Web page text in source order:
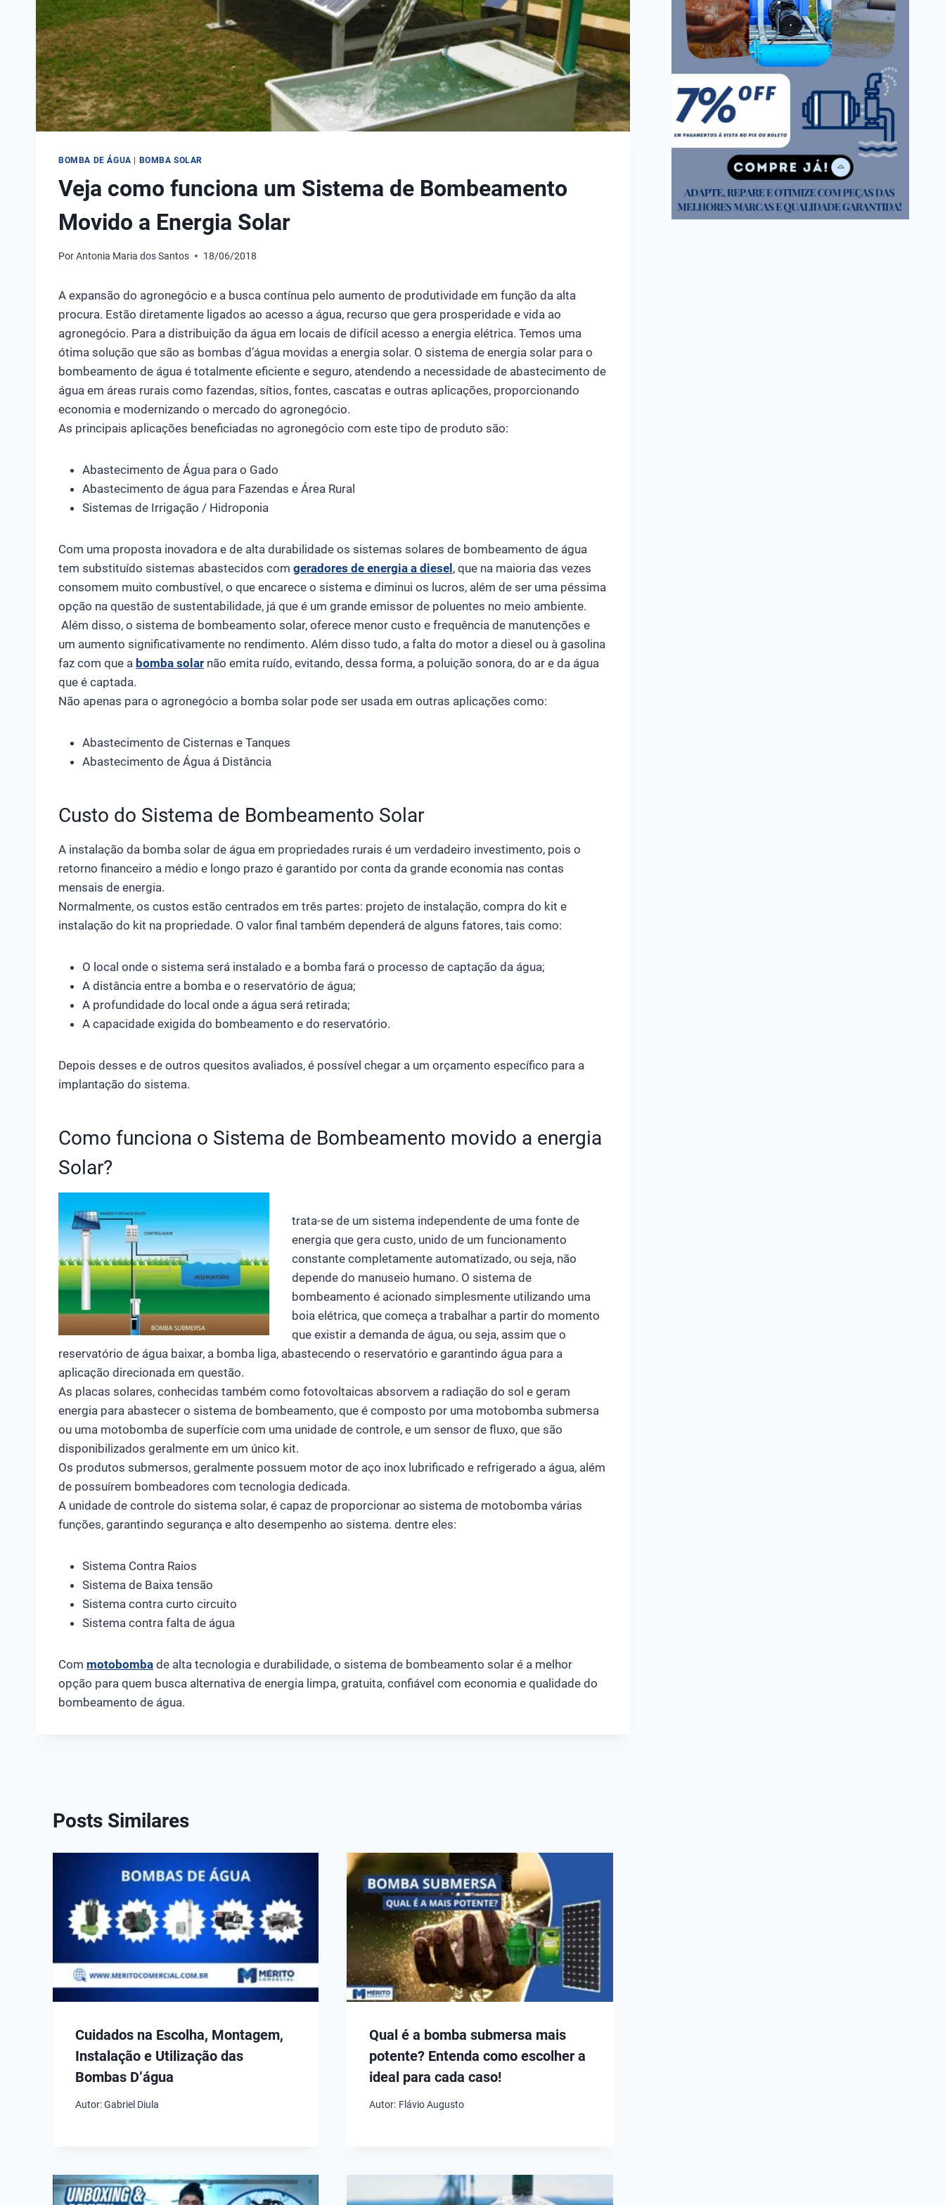
BOMBA DE ÁGUA BOMBA SOLAR
Veja como funciona um Sistema de Bombeamento
Movido a Energia Solar
PorAntonia Maria dos Santos 18/06/2018
A expansão do agronegócio e a busca contínua pelo aumento de produtividade em função da alta
procura. Estão diretamente ligados ao acesso a água, recurso que gera prosperidade e vida ao
agronegócio. Para a distribuição da água em locais de difícil acesso a energia elétrica. Temos uma
ótima solução que são as bombas d’água movidas a energia solar. O sistema de energia solar para o
bombeamento de água é totalmente eficiente e seguro, atendendo a necessidade de abastecimento de
água em áreas rurais como fazendas, sítios, fontes, cascatas e outras aplicações, proporcionando
economia e modernizando o mercado do agronegócio.
As principais aplicações beneficiadas no agronegócio com este tipo de produto são:
Abastecimento de Água para o Gado
Abastecimento de água para Fazendas e Área Rural
Sistemas de Irrigação / Hidroponia
Com uma proposta inovadora e de alta durabilidade os sistemas solares de bombeamento de água
tem substituído sistemas abastecidos com geradores de energia a diesel, que na maioria das vezes
consomem muito combustível, o que encarece o sistema e diminui os lucros, além de ser uma péssima
opção na questão de sustentabilidade, já que é um grande emissor de poluentes no meio ambiente.
Além disso, o sistema de bombeamento solar, oferece menor custo e frequência de manutenções e
um aumento significativamente no rendimento. Além disso tudo, a falta do motor a diesel ou à gasolina
faz com que a bomba solar não emita ruído, evitando, dessa forma, a poluição sonora, do ar e da água
que é captada.
Não apenas para o agronegócio a bomba solar pode ser usada em outras aplicações como:
Abastecimento de Cisternas e Tanques
Abastecimento de Água á Distância
Custo do Sistema de Bombeamento Solar
A instalação da bomba solar de água em propriedades rurais é um verdadeiro investimento, pois o
retorno financeiro a médio e longo prazo é garantido por conta da grande economia nas contas
mensais de energia.
Normalmente, os custos estão centrados em três partes: projeto de instalação, compra do kit e
instalação do kit na propriedade. O valor final também dependerá de alguns fatores, tais como:
O local onde o sistema será instalado e a bomba fará o processo de captação da água;
A distância entre a bomba e o reservatório de água;
A profundidade do local onde a água será retirada;
A capacidade exigida do bombeamento e do reservatório.
Depois desses e de outros quesitos avaliados, é possível chegar a um orçamento específico para a
implantação do sistema.
Como funciona o Sistema de Bombeamento movido a energia
Solar?
trata-se de um sistema independente de uma fonte de
energia que gera custo, unido de um funcionamento
constante completamente automatizado, ou seja, não
depende do manuseio humano. O sistema de
bombeamento é acionado simplesmente utilizando uma
boia elétrica, que começa a trabalhar a partir do momento
que existir a demanda de água, ou seja, assim que o
reservatório de água baixar, a bomba liga, abastecendo o reservatório e garantindo água para a
aplicação direcionada em questão.
As placas solares, conhecidas também como fotovoltaicas absorvem a radiação do sol e geram
energia para abastecer o sistema de bombeamento, que é composto por uma motobomba submersa
ou uma motobomba de superfície com uma unidade de controle, e um sensor de fluxo, que são
disponibilizados geralmente em um único kit.
Os produtos submersos, geralmente possuem motor de aço inox lubrificado e refrigerado a água, além
de possuírem bombeadores com tecnologia dedicada.
A unidade de controle do sistema solar, é capaz de proporcionar ao sistema de motobomba várias
funções, garantindo segurança e alto desempenho ao sistema. dentre eles:
Sistema Contra Raios
Sistema de Baixa tensão
Sistema contra curto circuito
Sistema contra falta de água
Com motobomba de alta tecnologia e durabilidade, o sistema de bombeamento solar é a melhor
opção para quem busca alternativa de energia limpa, gratuita, confiável com economia e qualidade do
bombeamento de água.
Posts Similares
Cuidados na Escolha, Montagem,
Instalação e Utilização das
Bombas D’água
Autor:Gabriel Diula
Qual é a bomba submersa mais
potente? Entenda como escolher a
ideal para cada caso!
Autor: Flávio Augusto